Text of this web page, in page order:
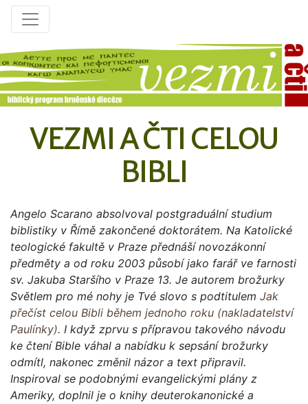
VEZMI A ČTI CELOU
BIBLI
Angelo Scarano absolvoval postgraduální studium
biblistiky v Římě zakončené doktorátem. Na Katolické
teologické fakultě v Praze přednáší novozákonní
předměty a od roku 2003 působí jako farář ve farnosti
sv. Jakuba Staršího v Praze 13. Je autorem brožurky
Světlem pro mé nohy je Tvé slovo s podtitulem Jak
přečíst celou Bibli během jednoho roku (nakladatelství
Paulínky). I když zprvu s přípravou takového návodu
ke čtení Bible váhal a nabídku k sepsání brožurky
odmítl, nakonec změnil názor a text připravil.
Inspiroval se podobnými evangelickými plány z
Ameriky, doplnil je o knihy deuterokanonické a